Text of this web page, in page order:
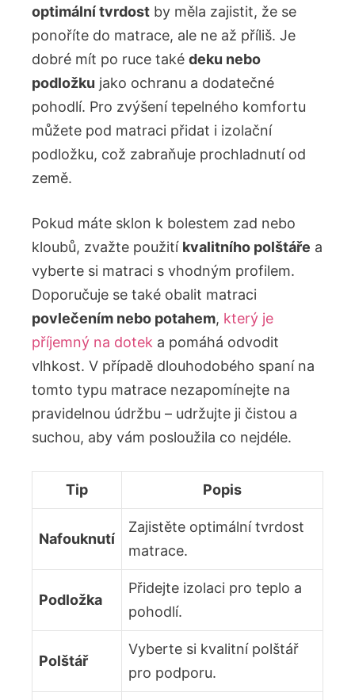
optimální tvrdost by⁤ měla ​zajistit, že se
ponoříte⁣ do‌ matrace, ale ne⁤ až příliš. Je
dobré mít​ po ⁢ruce také deku nebo
podložku ‌jako ochranu a dodatečné
pohodlí. Pro zvýšení‌ tepelného ‌komfortu
můžete pod matraci ⁤přidat i izolační
podložku, což zabraňuje prochladnutí ⁤od
země.
Pokud⁣ máte sklon k bolestem zad nebo
kloubů, zvažte použití kvalitního polštáře a
vyberte ⁢si matraci s vhodným profilem.
Doporučuje se také obalit⁣ matraci‍
povlečením nebo potahem,‍ který je
příjemný na dotek a pomáhá ⁤odvodit
vlhkost. V případě⁣ dlouhodobého spaní na
tomto typu matrace nezapomínejte na‍
pravidelnou⁢ údržbu – udržujte ‌ji čistou a
suchou, aby vám posloužila‌ co nejdéle.
Tip Popis
Nafouknutí
Zajistěte ‌optimální‌ tvrdost
matrace.
Podložka
Přidejte⁢ izolaci pro teplo a
⁤pohodlí.
Polštář
Vyberte si kvalitní polštář
pro⁣ podporu.